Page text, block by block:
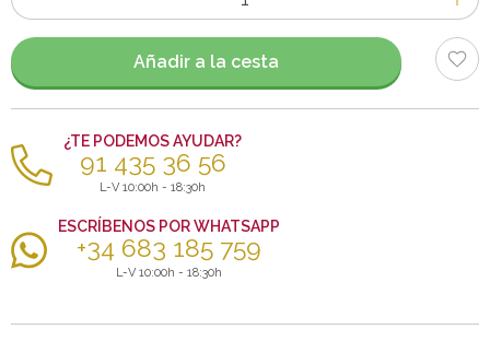
de
artículos
Añadir a la cesta
¿TE PODEMOS AYUDAR?
91 435 36 56
L-V 10:00h - 18:30h
ESCRÍBENOS POR WHATSAPP
+34 683 185 759
L-V 10:00h - 18:30h